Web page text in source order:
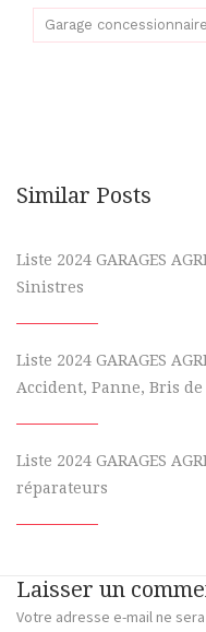
Garage concessionnaire
Similar Posts
Liste 2024 GARAGES
Sinistres
Liste 2024 GARAGES
Accident, Panne, Bris
Liste 2024 GARAGES
réparateurs
Laisser un
Votre adresse e-mail ne